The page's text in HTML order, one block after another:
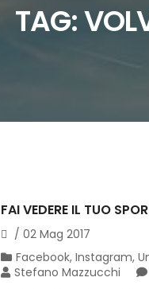
TAG:
FAI VEDERE IL TUO
/ 02 Mag 2017
Facebook, Instagram,
Stefano Mazzucchi